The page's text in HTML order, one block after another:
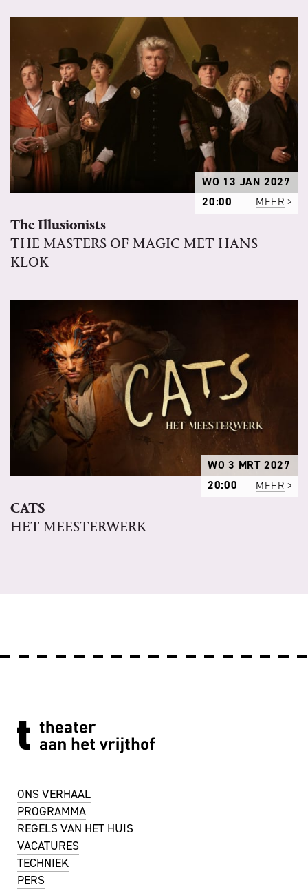
WO 13 JAN 2027
20:00
MEER
The Illusionists
THE MASTERS OF MAGIC MET HANS
KLOK
WO 3 MRT 2027
20:00
MEER
CATS
HET MEESTERWERK
ONS VERHAAL
PROGRAMMA
REGELS VAN HET HUIS
VACATURES
TECHNIEK
PERS